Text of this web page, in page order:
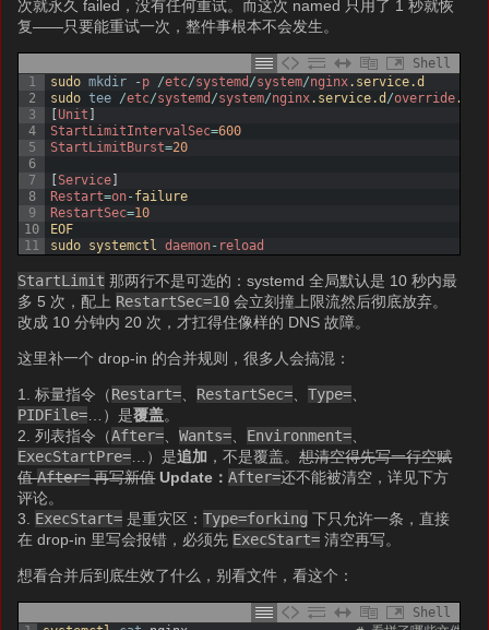
次就永久 failed，没有任何重试。而这次 named 只用了 1 秒就恢
复——只要能重试一次，整件事根本不会发生。
Shell
1
2
3
4
5
6
7
8
9
10
11
sudo mkdir - p /etc/systemd /system/nginx.service.d
sudo tee /etc/systemd /system/nginx.service.d /override
[Unit ]
StartLimitIntervalSec=600
StartLimitBurst=20
[Service]
Restart=on-failure
RestartSec=10
EOF
sudo systemctl daemon- reload
StartLimit 那两行不是可选的：systemd 全局默认是 10 秒内最
多 5 次，配上 RestartSec=10 会立刻撞上限流然后彻底放弃。
改成 10 分钟内 20 次，才扛得住像样的 DNS 故障。
这里补一个 drop-in 的合并规则，很多人会搞混：
1. 标量指令（Restart= RestartSec= 、Type=
PIDFile= …）是覆盖。
2. 列表指令（After= 、Wants= Environment=
ExecStartPre= …）是追加 ，不是覆盖。想清空得先写一行空赋
值After=再写新值 Update：After=还不能被清空，详见下方
评论。
3. ExecStart= 是重灾区：Type=forking 下只允许一条，直接
在 drop-in 里写会报错，必须先 ExecStart= 清空再写。
想看合并后到底生效了什么，别看文件，看这个：
Shell